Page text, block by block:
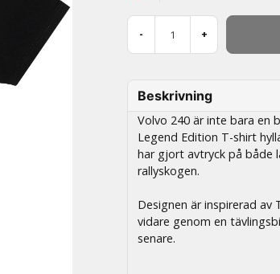
- +
Beskrivning
Volvo 240 är inte bara en
Legend Edition T-shirt
har gjort avtryck på både
rallyskogen.
Designen är inspirerad av
vidare genom en
senare.